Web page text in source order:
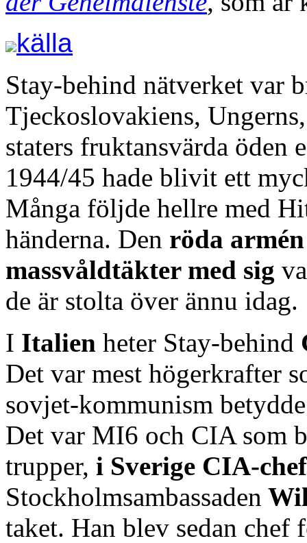
källa
Stay-behind nätverket var
Tjeckoslovakiens,
staters fruktansvärda öden
1944/45 hade blivit ett
Många följde hellre med
händerna. Den röda
massvåldtäkter med sig
de är stolta över ännu idag.
I Italien heter Stay-behind
Det var mest högerkrafter
sovjet-kommunism
Det var MI6 och CIA som
trupper, i Sverige CIA-
Stockholmsambassaden
taket. Han blev sedan